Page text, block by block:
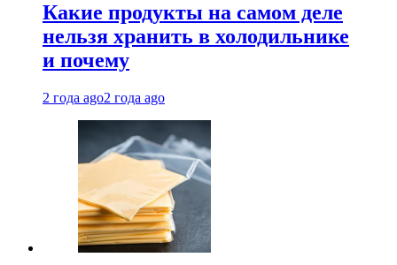
Какие продукты на самом деле
нельзя хранить в холодильнике
и почему
2 года ago2 года ago